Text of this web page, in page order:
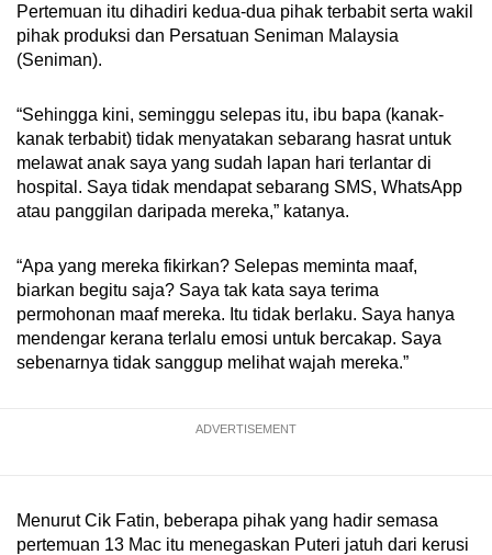
Pertemuan itu dihadiri kedua-dua pihak terbabit serta wakil
pihak produksi dan Persatuan Seniman Malaysia
(Seniman).
“Sehingga kini, seminggu selepas itu, ibu bapa (kanak-
kanak terbabit) tidak menyatakan sebarang hasrat untuk
melawat anak saya yang sudah lapan hari terlantar di
hospital. Saya tidak mendapat sebarang SMS, WhatsApp
atau panggilan daripada mereka,” katanya.
“Apa yang mereka fikirkan? Selepas meminta maaf,
biarkan begitu saja? Saya tak kata saya terima
permohonan maaf mereka. Itu tidak berlaku. Saya hanya
mendengar kerana terlalu emosi untuk bercakap. Saya
sebenarnya tidak sanggup melihat wajah mereka.”
ADVERTISEMENT
Menurut Cik Fatin, beberapa pihak yang hadir semasa
pertemuan 13 Mac itu menegaskan Puteri jatuh dari kerusi